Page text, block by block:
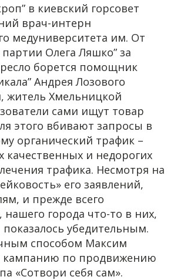
в киевский горсовет
врач-интерн
медуниверситета им. От
Олега Ляшко” за
борется помощник
Андрея Лозового
житель Хмельницкой
сами ищут товар
этого вбивают запросы в
органический трафик –
качественных и недорогих
трафика. Несмотря на
его заявлений,
и прежде всего
города что-то в них,
убедительным.
способом Максим
кампанию по продвижению
«Сотвори себя сам».